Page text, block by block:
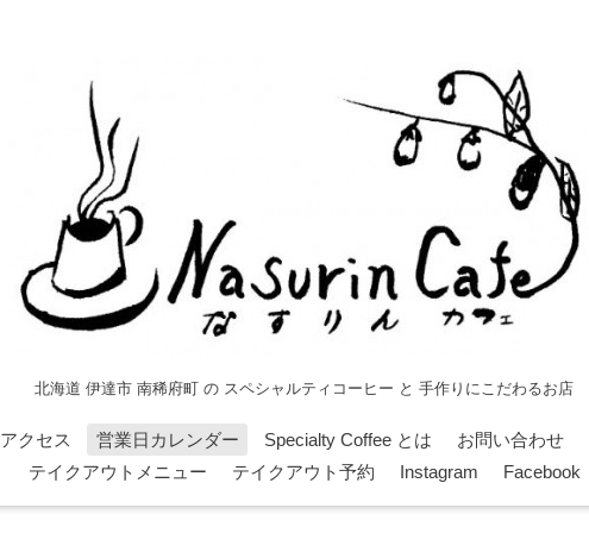
北海道 伊達市 南稀府町 の スペシャルティコーヒー と 手作りにこだわるお店
アクセス 営業日カレンダー Specialty Coffee とは お問い合わせ
テイクアウトメニュー
テイクアウト予約 Instagram Facebook